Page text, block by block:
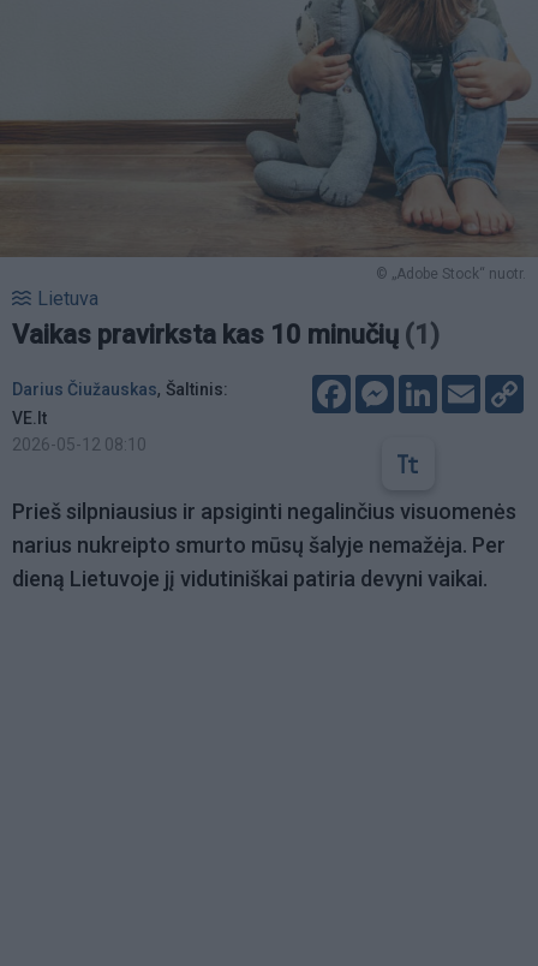
© „Adobe Stock“ nuotr.
Lietuva
Vaikas pravirksta kas 10 minučių (1)
Darius Čiužauskas, Šaltinis:
VE.lt
2026-05-12 08:10
FacebookMessenger
LinkedIn
Email
Prieš silpniausius ir apsiginti negalinčius visuomenės
narius nukreipto smurto mūsų šalyje nemažėja. Per
dieną Lietuvoje jį vidutiniškai patiria devyni vaikai.